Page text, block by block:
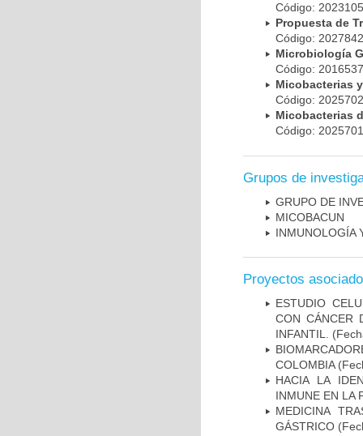
Código:
Propuesta de
Código:
Microbiología
Código:
Micobacterias
Código:
Micobacterias
Código:
Grupos de
GRUPO DE
MICOBAC­UN
INMUNOLOGÍA
Proyectos
ESTUDIO
CON CÁNCER
INFANTIL.
COLOMBIA
HACIA LA
INMUNE EN LA
MEDICINA
GÁSTRICO